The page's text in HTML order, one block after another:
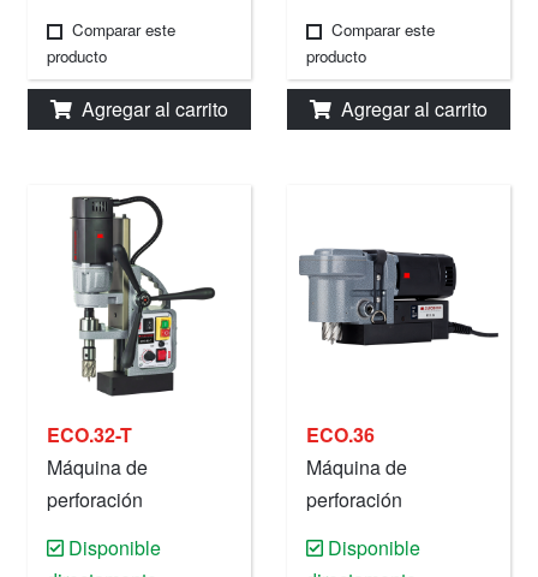
Comparar este
producto
Agregar al carrito
Comparar este
producto
Agregar al carrito
ECO.32-T
Máquina de
perforación
220 V.
Disponible
ECO.36
Máquina de
perforación
220 V.
Disponible